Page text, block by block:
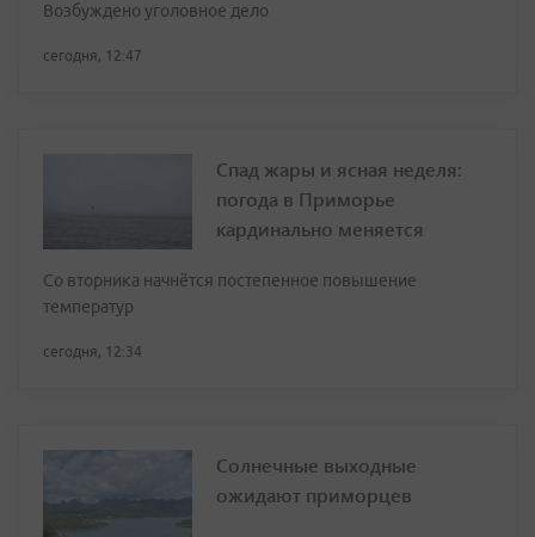
Возбуждено уголовное дело
сегодня, 12:47
Спад жары и ясная неделя:
погода в Приморье
кардинально меняется
Со вторника начнётся постепенное повышение
температур
сегодня, 12:34
Солнечные выходные
ожидают приморцев